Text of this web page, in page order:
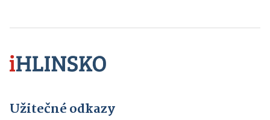
Užitečné odkazy